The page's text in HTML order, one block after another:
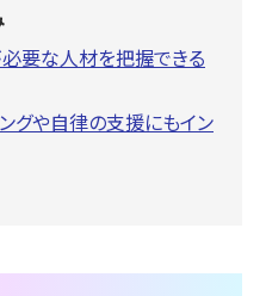
要な人材を把握できる
グや自律の支援にもイン